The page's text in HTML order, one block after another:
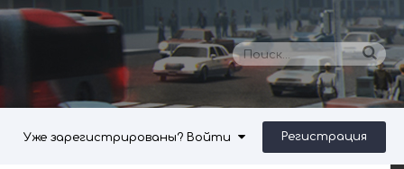
Уже зарегистрированы? Войти Регистрация